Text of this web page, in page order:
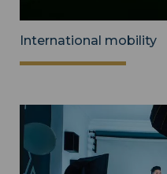
International mobility